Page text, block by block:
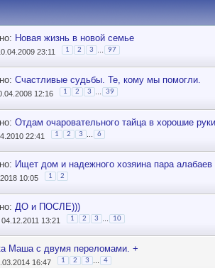
Новая жизнь в новой семье
23:11 1 2 3 97
Счастливые судьбы. Те, кому мы помогли.
12:16 1 2 3 39
Отдам очаровательного тайца в хорошие руки
22:41 1 2 3 6
Ищет дом и надежного хозяина пара алабаев
10:05 1 2
ДО и ПОСЛЕ)))
, 04.12.2011 13:21 1 2 3 10
Маша с двумя переломами. +
16:47 1 2 3 4